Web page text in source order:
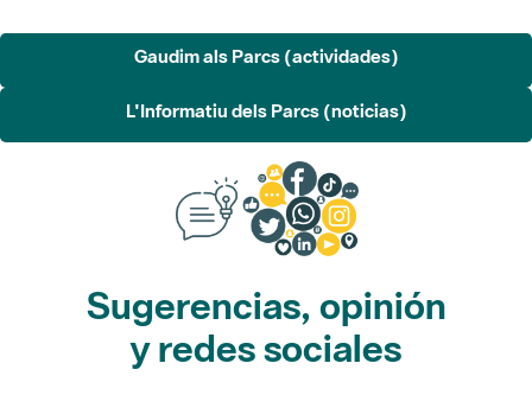
Gaudim als Parcs (actividades)
L'Informatiu dels Parcs (noticias)
Sugerencias, opinión
y redes sociales